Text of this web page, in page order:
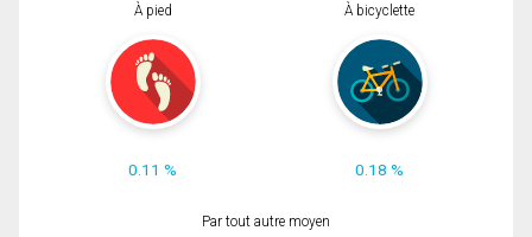
À pied
0.11 %
À bicyclette
0.18 %
Par tout autre moyen